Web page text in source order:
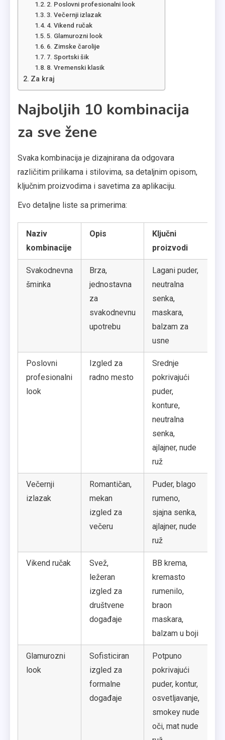
2. Poslovni profesionalni look
3. Večernji izlazak
4. Vikend ručak
5. Glamurozni look
6. Zimske čarolije
7. Sportski šik
8. Vremenski klasik
Za kraj
Najboljih 10 kombinacija
za sve žene
Svaka kombinacija je dizajnirana da odgovara
različitim prilikama i stilovima, sa detaljnim opisom,
ključnim proizvodima i savetima za aplikaciju.
Evo detaljne liste sa primerima:
Naziv
kombinacije
Opis
Ključni
proizvodi
Svakodnevna
šminka
Brza,
jednostavna
za
svakodnevnu
upotrebu
Lagani puder,
neutralna
senka,
maskara,
balzam za
usne
Poslovni
profesionalni
look
Izgled za
radno mesto
Srednje
pokrivajući
puder,
konture,
neutralna
senka,
ajlajner, nude
ruž
Večernji
izlazak
Romantičan,
mekan
izgled za
večeru
Puder, blago
rumeno,
sjajna senka,
ajlajner, nude
ruž
Vikend ručak
Svež,
ležeran
izgled za
društvene
događaje
BB krema,
kremasto
rumenilo,
braon
maskara,
balzam u boji
Glamurozni
look
Sofisticiran
izgled za
formalne
događaje
Potpuno
pokrivajući
puder, kontur,
osvetljavanje,
smokey nude
oči, mat nude